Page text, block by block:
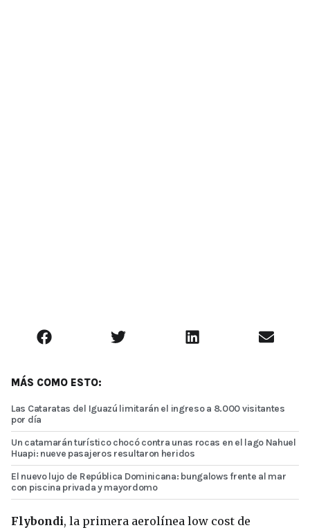
MÁS COMO ESTO:
Las Cataratas del Iguazú limitarán el ingreso a 8.000 visitantes
por día
Un catamarán turístico chocó contra unas rocas en el lago Nahuel
Huapi: nueve pasajeros resultaron heridos
El nuevo lujo de República Dominicana: bungalows frente al mar
con piscina privada y mayordomo
Flybondi, la primera aerolínea low cost de